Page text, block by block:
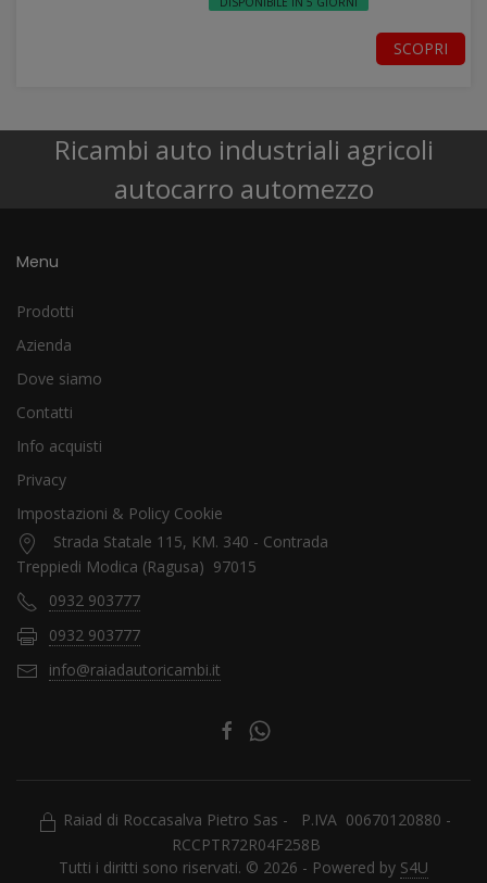
SCOPRI
Ricambi auto industriali agricoli
autocarro automezzo
Menu
Prodotti
Azienda
Dove siamo
Contatti
Info acquisti
Privacy
Impostazioni & Policy Cookie
Strada Statale 115, KM. 340 - Contrada
Treppiedi Modica (Ragusa) 97015
0932 903777
0932 903777
info@raiadautoricambi.it
Raiad di Roccasalva Pietro Sas - P.IVA 00670120880 -
RCCPTR72R04F258B
Tutti i diritti sono riservati. © 2026 - Powered by S4U